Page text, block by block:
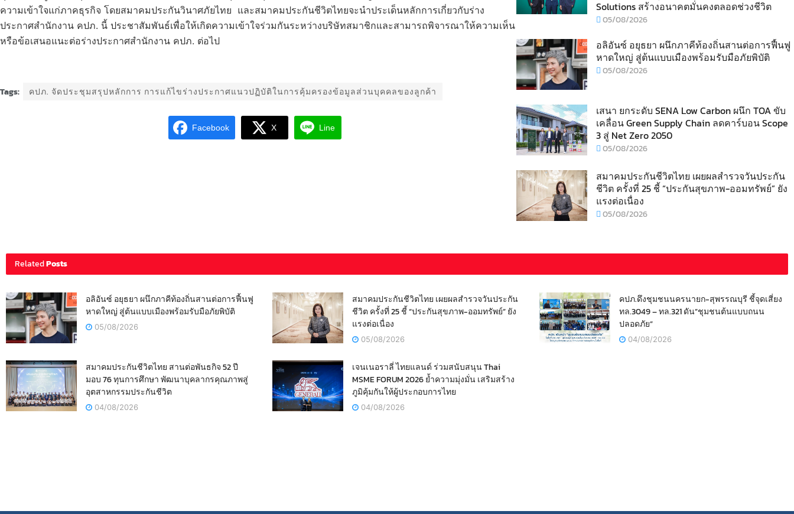
ความเข้าใจแก่ภาคธุรกิจ โดยสมาคมประกันวินาศภัยไทย และสมาคมประกันชีวิตไทยจะนำประเด็นหลักการเกี่ยวกับร่าง
ประกาศสำนักงาน คปภ. นี้ ประชาสัมพันธ์เพื่อให้เกิดความเข้าใจร่วมกันระหว่างบริษัทสมาชิกและสามารถพิจารณาให้ความเห็น
หรือข้อเสนอแนะต่อร่างประกาศสำนักงาน คปภ. ต่อไป
Tags: คปภ. จัดประชุมสรุปหลักการ การแก้ไขร่างประกาศแนวปฏิบัติในการคุ้มครองข้อมูลส่วนบุคคลของลูกค้า
Facebook X Line
Solutions สร้างอนาคตมั่นคงตลอดช่วงชีวิต
05/08/2026
อลิอันซ์ อยุธยา ผนึกภาคีท้องถิ่นสานต่อการฟื้นฟู
หาดใหญ่ สู่ต้นแบบเมืองพร้อมรับมือภัยพิบัติ
05/08/2026
เสนา ยกระดับ SENA Low Carbon ผนึก TOA ขับ
เคลื่อน Green Supply Chain ลดคาร์บอน Scope
3 สู่ Net Zero 2050
05/08/2026
สมาคมประกันชีวิตไทย เผยผลสำรวจวันประกัน
ชีวิต ครั้งที่ 25 ชี้ “ประกันสุขภาพ-ออมทรัพย์” ยัง
แรงต่อเนื่อง
05/08/2026
RelatedPosts
อลิอันซ์ อยุธยา ผนึกภาคีท้องถิ่นสานต่อการฟื้นฟู
หาดใหญ่ สู่ต้นแบบเมืองพร้อมรับมือภัยพิบัติ
05/08/2026
สมาคมประกันชีวิตไทย เผยผลสำรวจวันประกัน
ชีวิต ครั้งที่ 25 ชี้ “ประกันสุขภาพ-ออมทรัพย์” ยัง
แรงต่อเนื่อง
05/08/2026
คปภ.ดึงชุมชนนครนายก-สุพรรณบุรี ชี้จุดเสี่ยง
ทล.3049 – ทล.321 ดัน”ชุมชนต้นแบบถนน
ปลอดภัย”
04/08/2026
สมาคมประกันชีวิตไทย สานต่อพันธกิจ 52 ปี
มอบ 76 ทุนการศึกษา พัฒนาบุคลากรคุณภาพสู่
อุตสาหกรรมประกันชีวิต
04/08/2026
เจนเนอราลี่ ไทยแลนด์ ร่วมสนับสนุน Thai
MSME FORUM 2026 ย้ำความมุ่งมั่น เสริมสร้าง
ภูมิคุ้มกันให้ผู้ประกอบการไทย
04/08/2026